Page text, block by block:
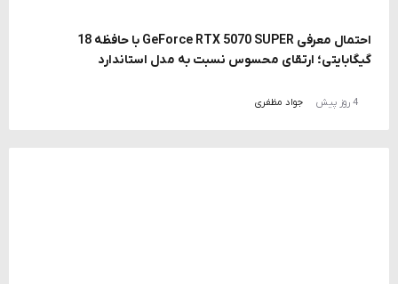
احتمال معرفی GeForce RTX 5070 SUPER با حافظه 18
گیگابایتی؛ ارتقای محسوس نسبت به مدل استاندارد
4 روز پیش جواد مظفری